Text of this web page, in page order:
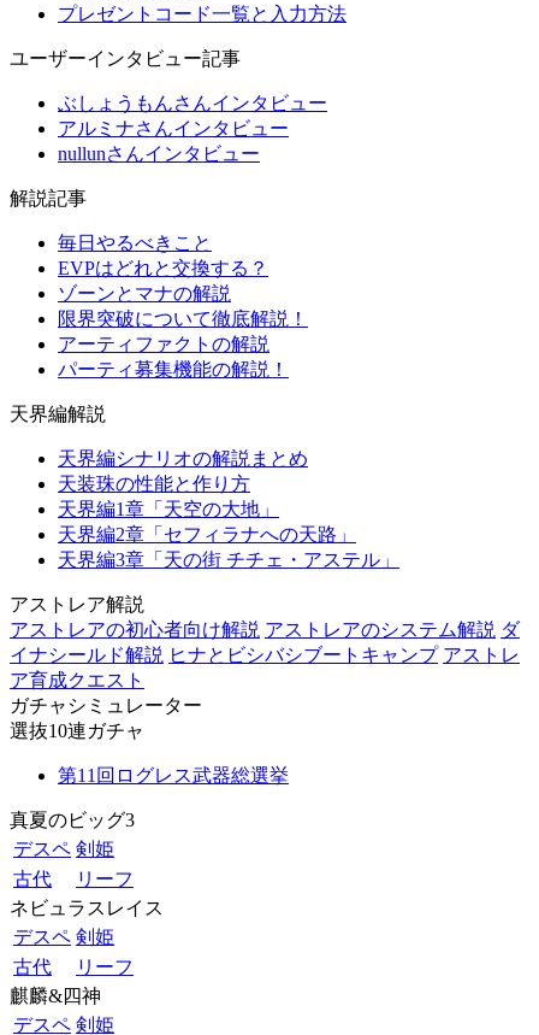
プレゼントコード一覧と入力方法
ユーザーインタビュー記事
ぶしょうもんさんインタビュー
アルミナさんインタビュー
nullunさんインタビュー
解説記事
毎日やるべきこと
EVPはどれと交換する？
ゾーンとマナの解説
限界突破について徹底解説！
アーティファクトの解説
パーティ募集機能の解説！
天界編解説
天界編シナリオの解説まとめ
天装珠の性能と作り方
天界編1章「天空の大地」
天界編2章「セフィラナへの天路」
天界編3章「天の街 チチェ・アステル」
アストレア解説
アストレアの初心者向け解説 アストレアのシステム解説 ダ
イナシールド解説 ヒナとビシバシブートキャンプ アストレ
ア育成クエスト
ガチャシミュレーター
選抜10連ガチャ
第11回ログレス武器総選挙
真夏のビッグ3
デスペ 剣姫
古代
リーフ
ネビュラスレイス
デスペ 剣姫
古代
リーフ
麒麟&四神
デスペ 剣姫